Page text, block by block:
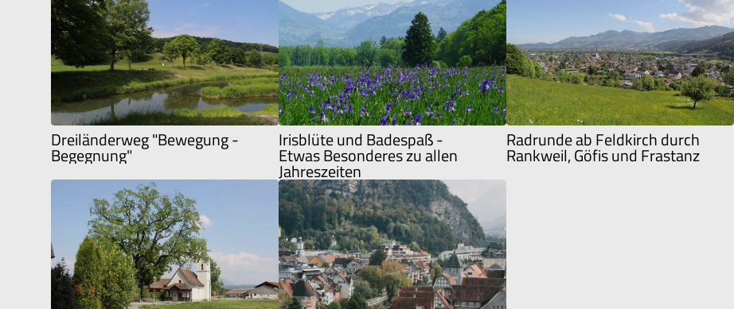
Dreiländerweg "Bewegung -
Begegnung"
Irisblüte und Badespaß -
Etwas Besonderes zu allen
Jahreszeiten
Radrunde ab Feldkirch durch
Rankweil, Göfis und Frastanz